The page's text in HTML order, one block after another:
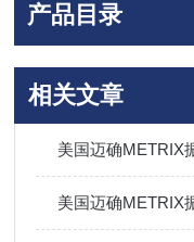
产品目录
相关文章
美国迈确METRIX